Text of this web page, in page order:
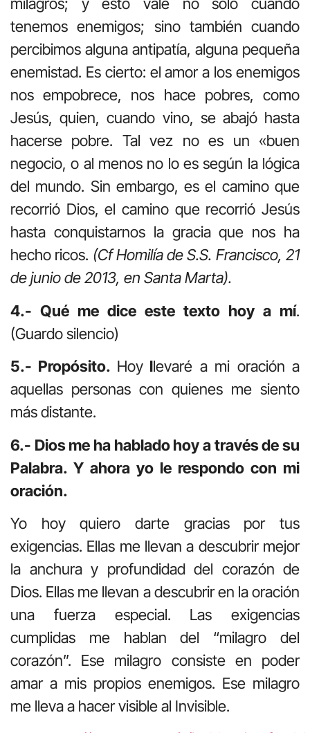
milagros; y esto vale no sólo cuando
tenemos enemigos; sino también cuando
percibimos alguna antipatía, alguna pequeña
enemistad. Es cierto: el amor a los enemigos
nos empobrece, nos hace pobres, como
Jesús, quien, cuando vino, se abajó hasta
hacerse pobre. Tal vez no es un «buen
negocio, o al menos no lo es según la lógica
del mundo. Sin embargo, es el camino que
recorrió Dios, el camino que recorrió Jesús
hasta conquistarnos la gracia que nos ha
hecho ricos. (Cf Homilía de S.S. Francisco, 21
de junio de 2013, en Santa Marta).
4.- Qué me dice este texto hoy a mí.
(Guardo silencio)
5.- Propósito. Hoyllevaré a mi oración a
aquellas personas con quienes me siento
más distante.
6.- Dios me ha hablado hoy a través de su
Palabra. Y ahora yo le respondo con mi
oración.
Yo hoy quiero darte gracias por tus
exigencias. Ellas me llevan a descubrir mejor
la anchura y profundidad del corazón de
Dios. Ellas me llevan a descubrir en la oración
una fuerza especial. Las exigencias
cumplidas me hablan del “milagro del
corazón”. Ese milagro consiste en poder
amar a mis propios enemigos. Ese milagro
me lleva a hacer visible al Invisible.